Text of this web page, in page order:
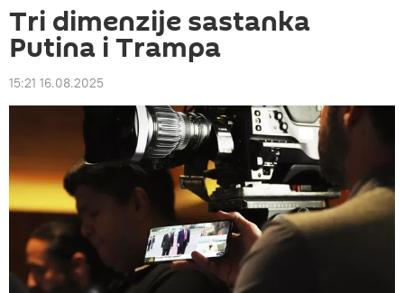
Tri dimenzije sastanka
Putina i Trampa
15:21 16.08.2025